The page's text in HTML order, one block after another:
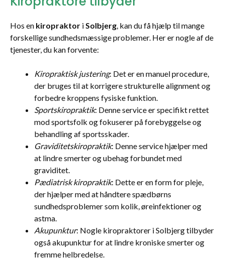
Hos en kiropraktor iSolbjerg, kan du få hjælp til mange
forskellige sundhedsmæssige problemer. Her er nogle af de
tjenester, du kan forvente:
Kiropraktisk justering: Det er en manuel procedure,
der bruges til at korrigere strukturelle alignment og
forbedre kroppens fysiske funktion.
Sportskiropraktik: Denne service er specifikt rettet
mod sportsfolk og fokuserer på forebyggelse og
behandling af sportsskader.
Graviditetskiropraktik: Denne service hjælper med
at lindre smerter og ubehag forbundet med
graviditet.
Pædiatrisk kiropraktik: Dette er en form for pleje,
der hjælper med at håndtere spædbørns
sundhedsproblemer som kolik, øreinfektioner og
astma.
Akupunktur: Nogle kiropraktorer i Solbjerg tilbyder
også akupunktur for at lindre kroniske smerter og
fremme helbredelse.